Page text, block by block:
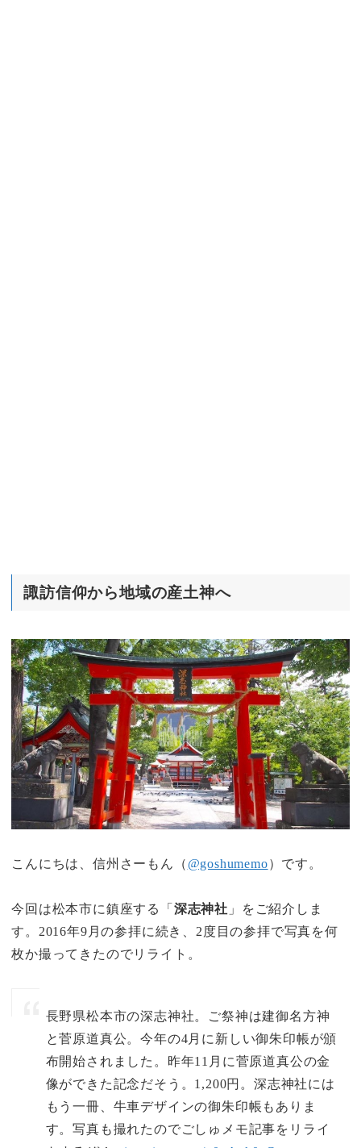
諏訪信仰から地域の産土神へ
こんにちは、信州さーもん（ @goshumemo）です。
今回は松本市に鎮座する「 深志神社 」をご紹介しま
す。2016年9月の参拝に続き、2度目の参拝で写真を何
枚か撮ってきたのでリライト。
長野県松本市の深志神社。ご祭神は建御名方神
と菅原道真公。今年の4月に新しい御朱印帳が頒
布開始されました。昨年11月に菅原道真公の金
像ができた記念だそう。1,200円。深志神社には
もう一冊、牛車デザインの御朱印帳もありま
す。写真も撮れたのでごしゅメモ記事をリライ